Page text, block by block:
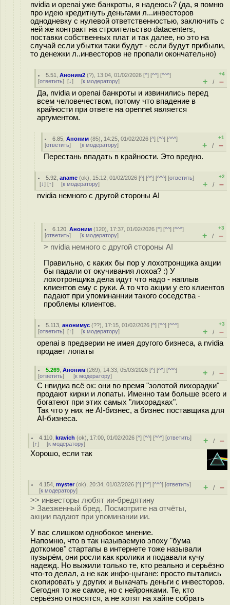
nvidia и openai уже банкроты, я надеюсь? (да, я помню
про идею кредитнуть деньгами л...инвесторов
однодневку с нулевой ответственностью, заключить с
ней же контракт на строительство datacenters,
поставки собственных плат и так далее, но это на
случай если убытки таки будут - если будут прибыли,
то денежки л..инвесторов не пропали окончательно)
5.51 ,Аноним2 (?), 13:04, 01/02/2026 [^] [^^] [^^^]
[ответить] [↓] [к модератору]
+4
+ / –
Да, nvidia и openai банкроты и извинились перед
всем человечеством, потому что впадение в
крайности при ответе на opennet является
аргументом.
6.85 ,Аноним (85), 14:25, 01/02/2026 [^] [^^] [^^^]
[ответить] [к модератору]
+1
+ / –
Перестань впадать в крайности. Это вредно.
5.92 ,aname (ok), 15:12, 01/02/2026 [^] [^^] [^^^] [ответить]
[↓] [↑] [к модератору]
+2
+ / –
nvidia немного с другой стороны AI
6.120 ,Аноним (120), 17:37, 01/02/2026 [^] [^^] [^^^]
[ответить] [к модератору]
+3
+ / –
> nvidia немного с другой стороны AI
Правильно, с каких бы пор у лохотронщика акции
бы падали от окучивания лохоа? :) У
лохотронщика дела идут что надо - наплыв
клиентов ему с руки. А то что акции у его клиентов
падают при упоминаннии такого соседства -
проблемы клиентов.
5.113 ,анонимус (??), 17:15, 01/02/2026 [^] [^^] [^^^]
[ответить] [↑] [к модератору]
+3
+ / –
openai в предверии не имея другого бизнеса, а nvidia
продает лопаты
5.269 ,Аноним (269), 14:33, 05/03/2026 [^] [^^] [^^^]
[ответить] [к модератору] + / –
С нвидиа всё ок: они во время "золотой лихорадки"
продают кирки и лопаты. Именно там больше всего и
богатеют при этих самых "лихорадках".
Так что у них не AI-бизнес, а бизнес поставщика для
AI-бизнеса.
4.110 ,kravich (ok), 17:00, 01/02/2026 [^] [^^] [^^^] [ответить]
[↑] [к модератору] + / –
Хорошо, если так
4.154 ,myster(ok), 20:34, 01/02/2026 [^] [^^] [^^^] [ответить]
[к модератору] + / –
>> инвесторы любят ии-бредятину
> Заезженный бред. Посмотрите на отчёты,
акции падают при упоминании ии.
У вас слишком однобокое мнение.
Напомню, что в так называемую эпоху "бума
доткомов" стартапы в интернете тоже называли
пузырём, они росли как кролики и подавали кучу
надежд. Но выжили только те, кто реально и серьёзно
что-то делал, а не как инфо-цыгане: просто пытались
скопировать у других и выкачать деньги с инвесторов.
Сегодня то же самое, но с нейронками. Те, кто
серьёзно относятся, а не хотят на хайпе собрать